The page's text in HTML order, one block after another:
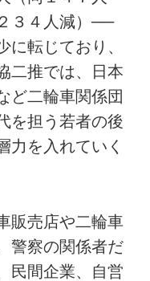
３４人減）──
に転じており、
二推では、日本
ど二輪車関係団
を担う若者の後
力を入れていく
販売店や二輪車
警察の関係者だ
民間企業、自営